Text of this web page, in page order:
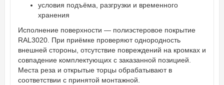
условия подъёма, разгрузки и временного
хранения
Исполнение поверхности — полиэстеровое покрытие
RAL3020. При приёмке проверяют однородность
внешней стороны, отсутствие повреждений на кромках и
совпадение комплектующих с заказанной позицией.
Места реза и открытые торцы обрабатывают в
соответствии с принятой монтажной.